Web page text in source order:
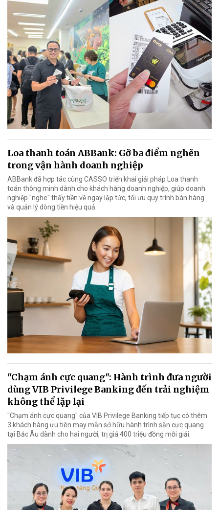
Loa thanh toán ABBank: Gỡ ba điểm nghẽn
trong vận hành doanh nghiệp
ABBank đã hợp tác cùng CASSO triển khai giải pháp Loa thanh
toán thông minh dành cho khách hàng doanh nghiệp, giúp doanh
nghiệp "nghe" thấy tiền về ngay lập tức, tối ưu quy trình bán hàng
và quản lý dòng tiền hiệu quả.
"Chạm ánh cực quang": Hành trình đưa người
dùng VIB Privilege Banking đến trải nghiệm
không thể lặp lại
"Chạm ánh cực quang" của VIB Privilege Banking tiếp tục có thêm
3 khách hàng ưu tiên may mắn sở hữu hành trình săn cực quang
tại Bắc Âu dành cho hai người, trị giá 400 triệu đồng mỗi giải.